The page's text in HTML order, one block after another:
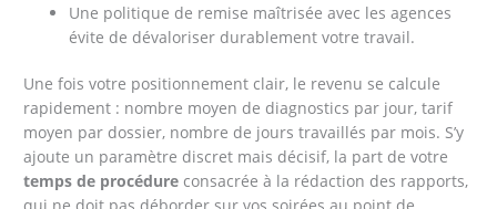
Une politique de remise maîtrisée avec les agences
évite de dévaloriser durablement votre travail.
Une fois votre positionnement clair, le revenu se calcule
rapidement : nombre moyen de diagnostics par jour, tarif
moyen par dossier, nombre de jours travaillés par mois. S’y
ajoute un paramètre discret mais décisif, la part de votre
temps de procédure consacrée à la rédaction des rapports,